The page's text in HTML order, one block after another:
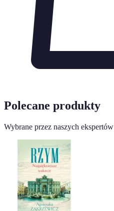
Polecane produkty
Wybrane przez naszych ekspertów